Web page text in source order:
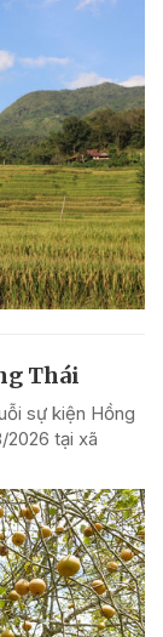
Thái
sự kiện Hồng
2026 tại xã